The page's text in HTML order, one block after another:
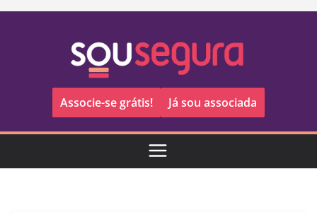
Pular
Associe-se grátis! Já sou associada